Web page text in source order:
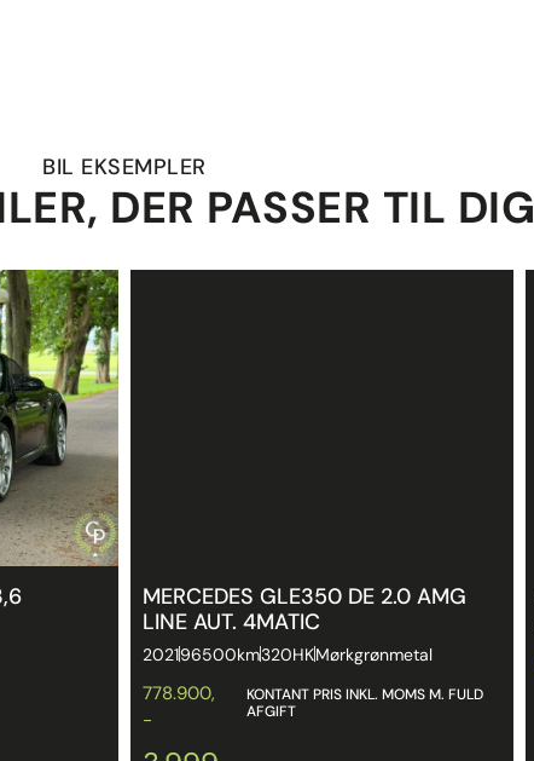
BIL EKSEMPLER
DER PASSER TIL DIG
MERCEDES GLE350 DE 2.0 AMG
LINE AUT. 4MATIC
202196500km320HKMørkgrønmetal
778.900,
-
KONTANT PRIS INKL. MOMS M. FULD
AFGIFT